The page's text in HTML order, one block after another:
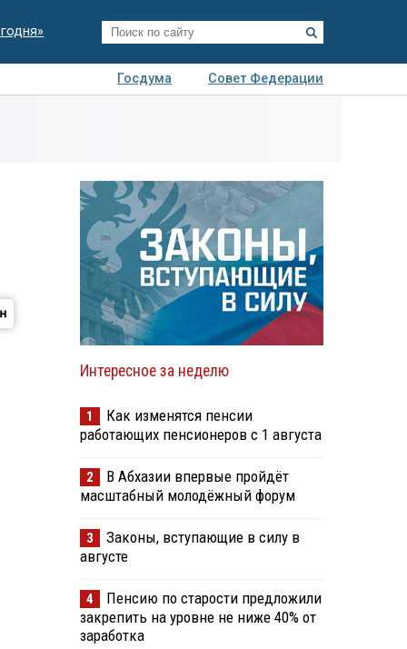
Госдума
Совет Федерации
Интересное за неделю
1
Как изменятся пенсии
работающих пенсионеров с 1 августа
2
В Абхазии впервые пройдёт
масштабный молодёжный форум
3
Законы, вступающие в силу в
августе
4
Пенсию по старости предложили
закрепить на уровне не ниже 40% от
заработка